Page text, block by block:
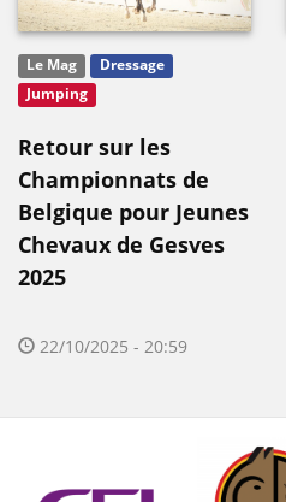
Le Mag
Dressage
Jumping
Retour sur les
Championnats de
Belgique pour Jeunes
Chevaux de Gesves
2025
22/10/2025 - 20:59